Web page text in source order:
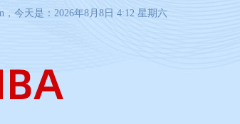
今天是： 2026年8月8日 4:12 星期六